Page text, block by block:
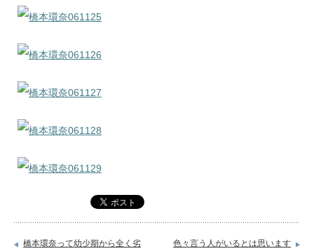
橋本環奈って幼少期から全く劣
色々言う人がいるとは思います